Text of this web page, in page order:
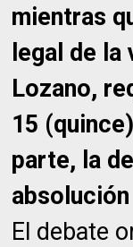
mientras
legal de
Lozano,
15
parte, la
El debate